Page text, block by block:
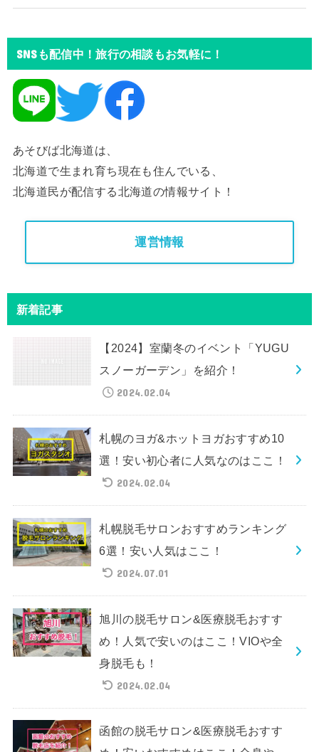
SNSも配信中！旅行の相談もお気軽に！
あそびば北海道は、
北海道で生まれ育ち現在も住んでいる、
北海道民が配信する北海道の情報サイト！
運営情報
新着記事
【2024】室蘭冬のイベント「YUGU
スノーガーデン」を紹介！
2024.02.04
札幌のヨガ&ホットヨガおすすめ10
選！安い初心者に人気なのはここ！
2024.02.04
札幌脱毛サロンおすすめランキング
6選！安い人気はここ！
2024.07.01
旭川の脱毛サロン&医療脱毛おすす
め！人気で安いのはここ！VIOや全
身脱毛も！
2024.02.04
函館の脱毛サロン&医療脱毛おすす